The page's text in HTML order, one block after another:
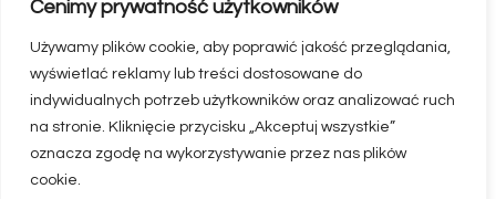
Cenimy prywatność użytkowników
Używamy plików cookie, aby poprawić jakość przeglądania,
wyświetlać reklamy lub treści dostosowane do
indywidualnych potrzeb użytkowników oraz analizować ruch
na stronie. Kliknięcie przycisku „Akceptuj wszystkie”
oznacza zgodę na wykorzystywanie przez nas plików
cookie.
© appserwis.pl